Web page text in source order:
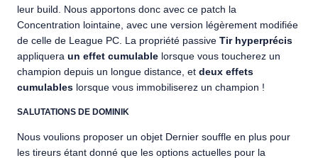
leur build. Nous apportons donc avec ce patch la
Concentration lointaine, avec une version légèrement modifiée
de celle de League PC. La propriété passive Tir hyperprécis
appliquera un effet cumulable lorsque vous toucherez un
champion depuis un longue distance, et deux effets
cumulables lorsque vous immobiliserez un champion !
SALUTATIONS DE DOMINIK
Nous voulions proposer un objet Dernier souffle en plus pour
les tireurs étant donné que les options actuelles pour la